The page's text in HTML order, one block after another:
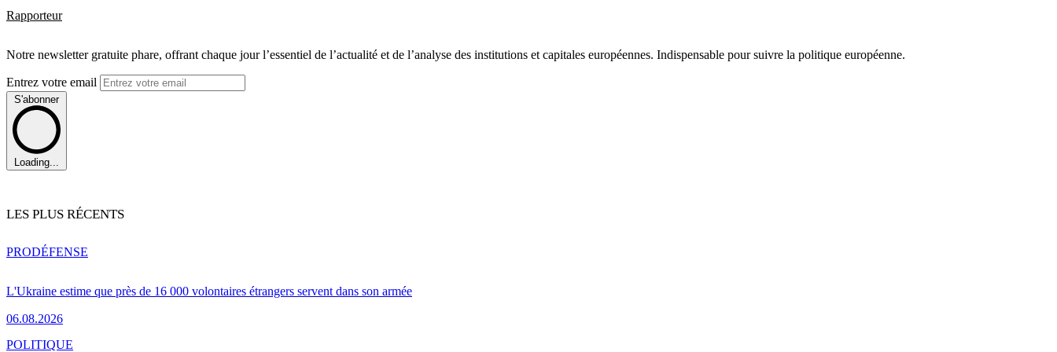
Rapporteur
Notre newsletter gratuite phare, offrant chaque jour l’essentiel de l’actualité et de l’analyse des institutions et capitales européennes. Indispensable pour suivre la politique européenne.
Entrez votre email
S'abonner
Loading...
LES PLUS RÉCENTS
L'Ukraine estime que près de 16 000 volontaires étrangers servent dans son armée
06.08.2026
PRODÉFENSE
POLITIQUE